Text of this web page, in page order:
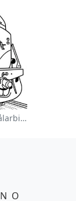
Färgglad Tågvagn Målarbild
N O